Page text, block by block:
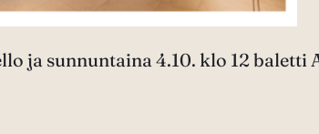
ja sunnuntaina 4.10. klo 12 baletti